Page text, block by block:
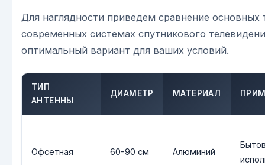
Для наглядности приведем сравнение основных
современных системах спутникового
оптимальный вариант для ваших условий.
ТИП
АНТЕННЫ
ДИАМЕТР МАТЕРИАЛ
Офсетная 60-90 см Алюминий